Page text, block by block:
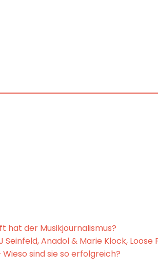
hat der Musikjournalismus?
Anadol & Marie Klock, Loose
sind sie so erfolgreich?